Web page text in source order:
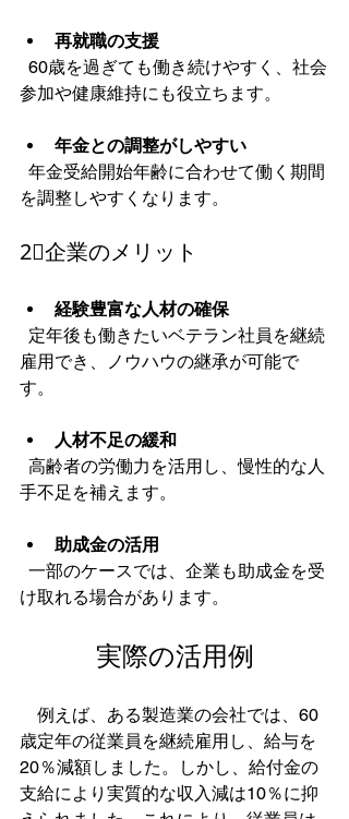
再就職の支援
参加や健康維持にも役立ちます。
年金との調整がしやすい
を調整しやすくなります。
2⃣企業のメリット
経験豊富な人材の確保
雇用でき、ノウハウの継承が可能で
す。
人材不足の緩和
手不足を補えます。
助成金の活用
け取れる場合があります。
実際の活用例
例えば、ある製造業の会社では、60
歳定年の従業員を継続雇用し、給与を
20％減額しました。しかし、給付金の
支給により実質的な収入減は10％に抑